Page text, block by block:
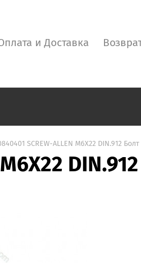
и Доставка
SCREW-ALLEN M6X22 DIN.912